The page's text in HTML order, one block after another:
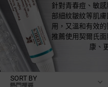
針對青春痘、敏
部細紋皺紋等肌
用，又溫和有效
推薦使用契爾氏
康、
SORT BY